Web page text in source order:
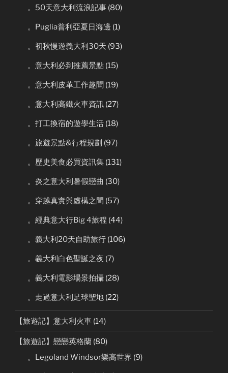
。50天意大利流浪記事 (80)
。Puglia普利亞夏日海邊 (1)
。初秋慢遊義大利30天 (93)
。意大利必到推薦景點 (15)
。意大利皮革工作趣聞 (19)
。意大利高鐵火車資訊 (27)
。打工換宿的遊學生活 (18)
。旅遊景點&行程規劃 (97)
。歷史美食必買資訊集 (131)
。炎之意大利暑假戀曲 (30)
。穿越真實與虛構之間 (57)
。經典意大行Big 4旅程 (44)
。義大利20天自助旅行 (106)
。義大利白色聖誕之夜 (7)
。義大利電影場景拍攝 (28)
。走過意大利足球聖地 (22)
【旅遊記】意大利火車 (14)
【旅遊記】戀戀英格蘭 (80)
。Legoland Windsor樂高世界 (9)